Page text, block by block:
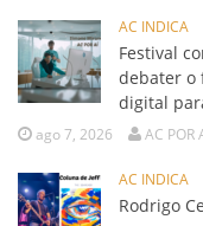
AC INDICA
Festival
debater o
digital
ago 7, 2026 AC POR
AC INDICA
Rodrigo